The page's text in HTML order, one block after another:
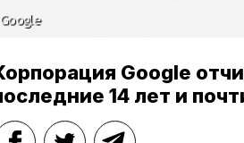
Google
14 лет и